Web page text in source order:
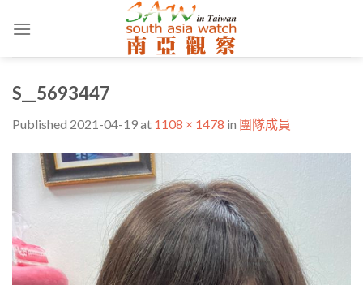
S__5693447
Published 2021-04-19at 1108 × 1478 in 團隊成員